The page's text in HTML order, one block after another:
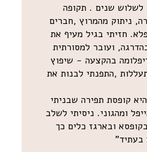
לשלוש שנים . תקופה
ניתוק מהמרוץ ,חברים
חזיתי בגיל מעיף את
ועובר למסורתית
בהקצעה - שיפוץ
,התפנתי לבנות את
קופסת תפירה שבניתי
ומהגוני. ניסיתי לשלב
ובארגז כלים כך
בעתיד"